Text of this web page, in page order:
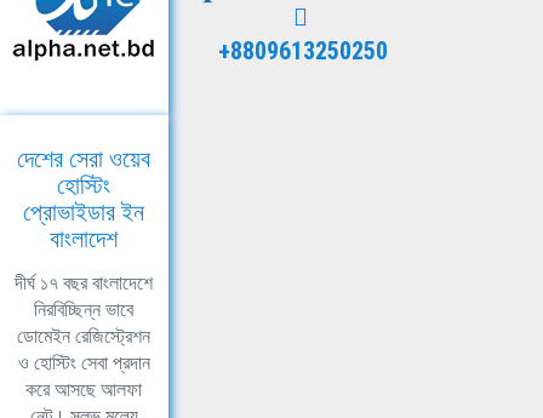
+8809613250250
দেশের সেরা ওয়েব
হোস্টিং
প্রোভাইডার ইন
বাংলাদেশ
দীর্ঘ ১৭ বছর বাংলাদেশে
নিরবিচ্ছিন্ন ভাবে
ডোমেইন রেজিস্ট্রেশন
ও হোস্টিং সেবা প্রদান
করে আসছে আলফা